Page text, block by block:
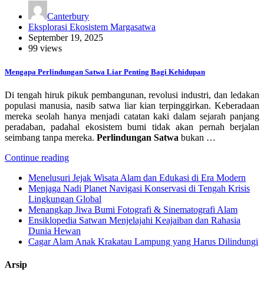
Canterbury
Eksplorasi Ekosistem Margasatwa
September 19, 2025
99 views
Mengapa Perlindungan Satwa Liar Penting Bagi Kehidupan
Di tengah hiruk pikuk pembangunan, revolusi industri, dan ledakan
populasi manusia, nasib satwa liar kian terpinggirkan. Keberadaan
mereka seolah hanya menjadi catatan kaki dalam sejarah panjang
peradaban, padahal ekosistem bumi tidak akan pernah berjalan
seimbang tanpa mereka. Perlindungan Satwa bukan …
Continue reading
Menelusuri Jejak Wisata Alam dan Edukasi di Era Modern
Menjaga Nadi Planet Navigasi Konservasi di Tengah Krisis
Lingkungan Global
Menangkap Jiwa Bumi Fotografi & Sinematografi Alam
Ensiklopedia Satwan Menjelajahi Keajaiban dan Rahasia
Dunia Hewan
Cagar Alam Anak Krakatau Lampung yang Harus Dilindungi
Arsip